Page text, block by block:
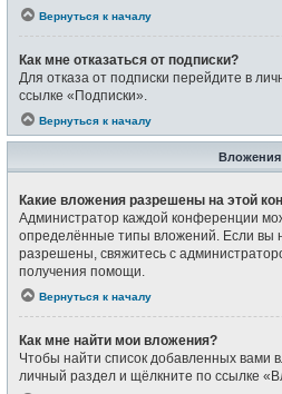
Вернуться к началу
Как мне отказаться от подписки?
Для отказа от подписки перейдите в
ссылке «Подписки».
Вернуться к началу
Вложения
Какие вложения разрешены на этой
Администратор каждой конференции
определённые типы вложений. Если вы
разрешены, свяжитесь с
получения помощи.
Вернуться к началу
Как мне найти мои вложения?
Чтобы найти список добавленных вами
личный раздел и щёлкните по ссылке